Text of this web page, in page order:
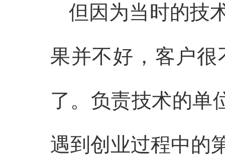
但因为当时的技
果并不好，客户
了。负责技术的单
遇到创业过程中的